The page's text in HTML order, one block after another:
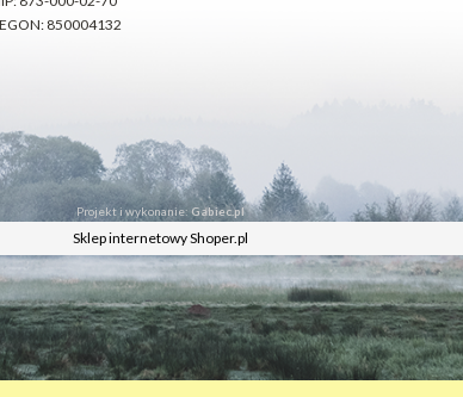
850004132
Projekt i wykonanie: Gabiec.pl
Sklep internetowy Shoper.pl